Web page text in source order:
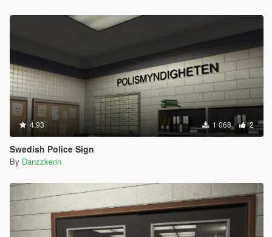
4.93 1 068 2
Swedish Police Sign
By Danzzkenn